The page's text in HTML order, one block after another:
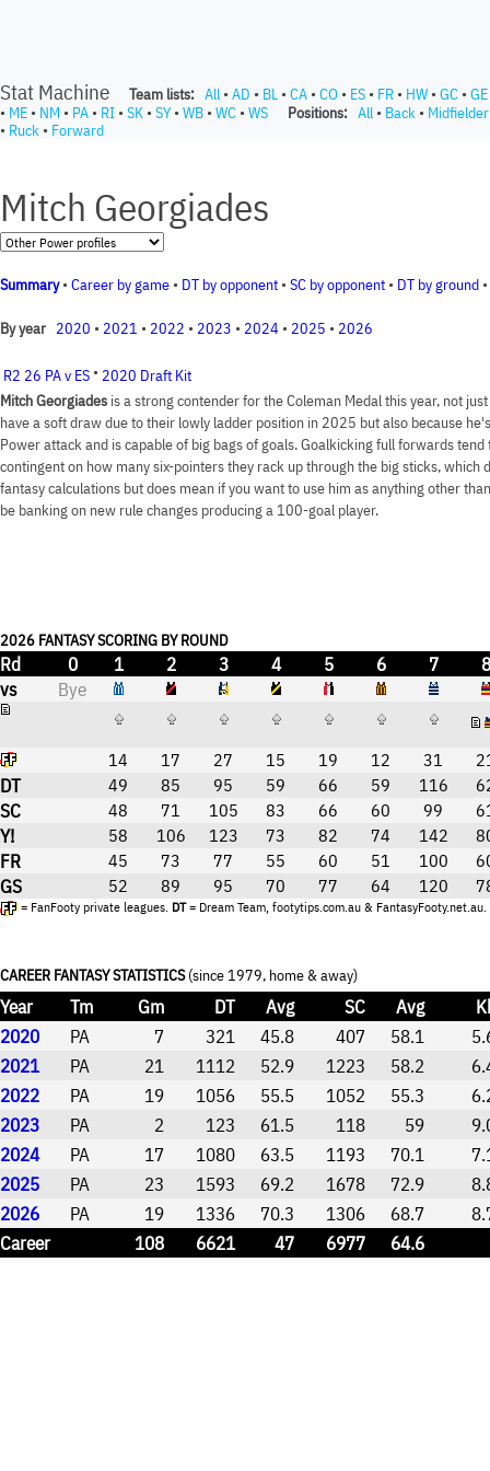
Stat Machine Team lists: All • AD • BL • CA • CO • ES • FR • HW • GC • GE
• ME • NM • PA • RI • SK • SY• WB • WC • WS Positions: All • Back • Midfielder
• Ruck • Forward